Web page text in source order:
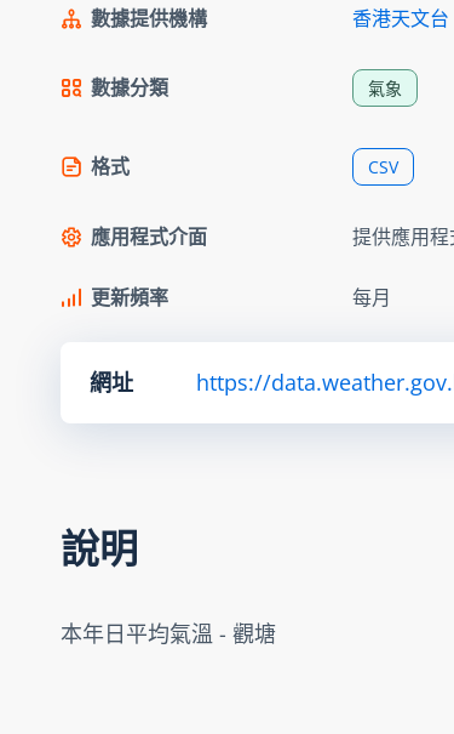
數據提供機構 香港天文台
數據分類 氣象
格式 CSV
應用程式介面 提供應用程
更新頻率 每月
網址 https://
說明
本年日平均氣溫 - 觀塘